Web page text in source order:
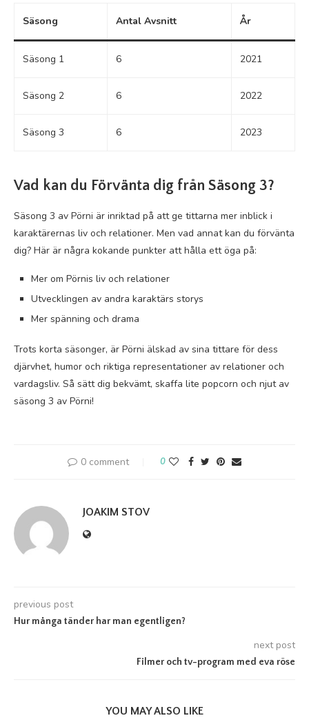
Säsong Antal Avsnitt År
Säsong 1 6 2021
Säsong 2 6 2022
Säsong 3 6 2023
Vad kan du Förvänta dig från Säsong 3?
Säsong 3 av Pörni är inriktad på att ge tittarna mer inblick i
karaktärernas liv och relationer. Men vad annat kan du förvänta
dig? Här är några kokande punkter att hålla ett öga på:
Mer om Pörnis liv och relationer
Utvecklingen av andra karaktärs storys
Mer spänning och drama
Trots korta säsonger, är Pörni älskad av sina tittare för dess
djärvhet, humor och riktiga representationer av relationer och
vardagsliv. Så sätt dig bekvämt, skaffa lite popcorn och njut av
säsong 3 av Pörni!
0 comment 0
JOAKIM STOV
previous post
Hur många tänder har man egentligen?
next post
Filmer och tv-program med eva röse
YOU MAY ALSO LIKE